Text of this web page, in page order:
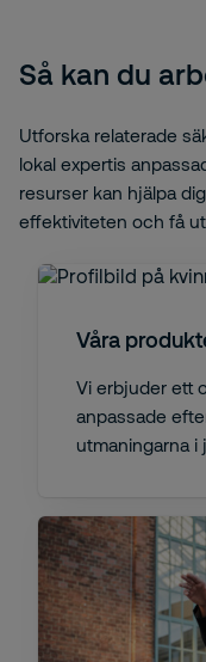
Så kan du
Utforska relaterade
lokal expertis
resurser kan hjälpa
effektiviteten och få
Våra
Vi erbjuder ett
anpassade
utmaningarna i